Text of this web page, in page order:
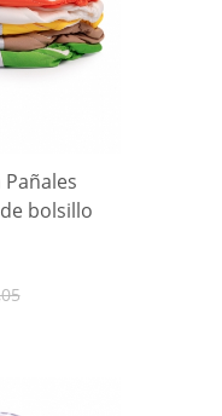
bolsillo
para ropa